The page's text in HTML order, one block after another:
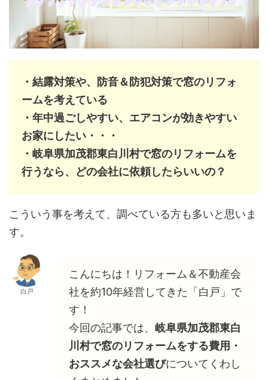
・結露対策や、防音＆防犯対策で窓のリフォ
ームを考えている
・年中過ごしやすい、エアコンが効きやすい
お家にしたい・・・
・岐阜県加茂郡東白川村で窓のリフォームを
行うなら、どの会社に依頼したらいいの？
こういう事を考えて、調べている方も多いと思いま
す。
白戸
こんにちは！リフォーム＆不動産会
社を約10年経営してきた「白戸」で
す！
今回の記事では、 岐阜県加茂郡東白
川村で窓のリフォームをする費用・
おススメな会社選びについてくわし